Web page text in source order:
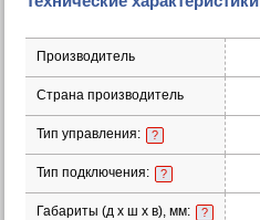
Производитель
Страна производитель
Тип управления: ?
Тип подключения: ?
Габариты (д х ш х в), мм: ?